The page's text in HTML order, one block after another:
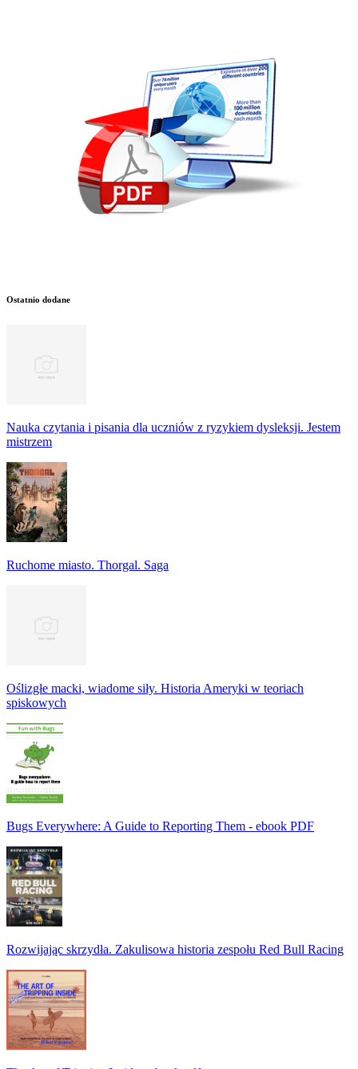
Ostatnio dodane
Nauka czytania i pisania dla uczniów z ryzykiem dysleksji. Jestem
mistrzem
Ruchome miasto. Thorgal. Saga
Oślizgłe macki, wiadome siły. Historia Ameryki w teoriach
spiskowych
Bugs Everywhere: A Guide to Reporting Them - ebook PDF
Rozwijając skrzydła. Zakulisowa historia zespołu Red Bull Racing